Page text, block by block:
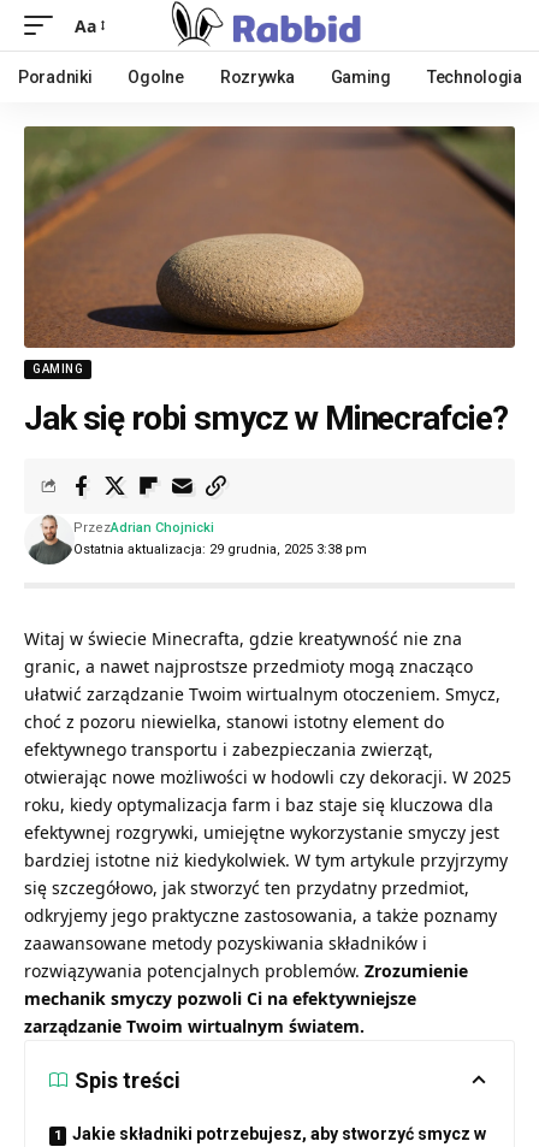
Aa
Poradniki Ogolne Rozrywka Gaming Technologia
GAMING
Jak się robi smycz w Minecrafcie?
Ostatnia aktualizacja: 29 grudnia, 2025 3:38 pm
PrzezAdrian Chojnicki
Witaj w świecie Minecrafta, gdzie kreatywność nie zna
granic, a nawet najprostsze przedmioty mogą znacząco
ułatwić zarządzanie Twoim wirtualnym otoczeniem. Smycz,
choć z pozoru niewielka, stanowi istotny element do
efektywnego transportu i zabezpieczania zwierząt,
otwierając nowe możliwości w hodowli czy dekoracji. W 2025
roku, kiedy optymalizacja farm i baz staje się kluczowa dla
efektywnej rozgrywki, umiejętne wykorzystanie smyczy jest
bardziej istotne niż kiedykolwiek. W tym artykule przyjrzymy
się szczegółowo, jak stworzyć ten przydatny przedmiot,
odkryjemy jego praktyczne zastosowania, a także poznamy
zaawansowane metody pozyskiwania składników i
rozwiązywania potencjalnych problemów. Zrozumienie
mechanik smyczy pozwoli Ci na efektywniejsze
zarządzanie Twoim wirtualnym światem.
Spis treści
Jakie składniki potrzebujesz, aby stworzyć smycz w